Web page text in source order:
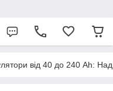
від 40 до 240 Ah: